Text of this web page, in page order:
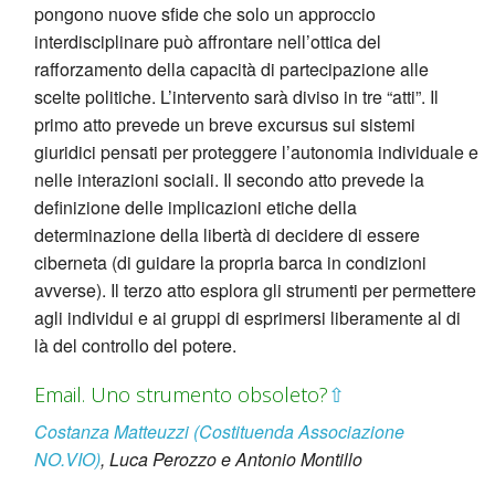
pongono nuove sfide che solo un approccio
interdisciplinare può affrontare nell’ottica del
rafforzamento della capacità di partecipazione alle
scelte politiche. L’intervento sarà diviso in tre “atti”. Il
primo atto prevede un breve excursus sui sistemi
giuridici pensati per proteggere l’autonomia individuale e
nelle interazioni sociali. Il secondo atto prevede la
definizione delle implicazioni etiche della
determinazione della libertà di decidere di essere
ciberneta (di guidare la propria barca in condizioni
avverse). Il terzo atto esplora gli strumenti per permettere
agli individui e ai gruppi di esprimersi liberamente al di
là del controllo del potere.
Email. Uno strumento obsoleto?⇧
Costanza Matteuzzi (Costituenda Associazione
NO.VIO), Luca Perozzo e Antonio Montillo